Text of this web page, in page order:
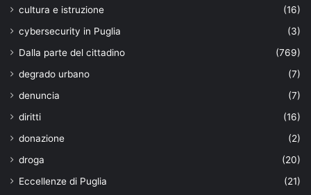
cultura e istruzione
(16)
cybersecurity in Puglia
(3)
Dalla parte del cittadino
(769)
degrado urbano
(7)
denuncia
(7)
diritti
(16)
donazione
(2)
droga
(20)
Eccellenze di Puglia
(21)